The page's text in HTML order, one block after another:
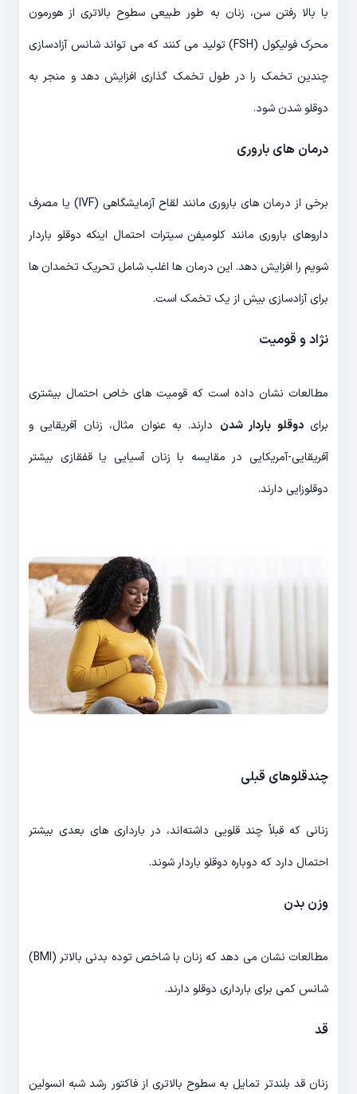
با بالا رفتن سن، زنان به طور طبیعی سطوح بالاتری از هورمون
محرک فولیکول (FSH) تولید می کنند که می تواند شانس آزادسازی
چندین تخمک را در طول تخمک گذاری افزایش دهد و منجر به
دوقلو شدن شود.
درمان های باروری
برخی از درمان های باروری مانند لقاح آزمایشگاهی (IVF) یا مصرف
داروهای باروری مانند کلومیفن سیترات احتمال اینکه دوقلو باردار
شویم را افزایش دهد. این درمان ها اغلب شامل تحریک تخمدان ها
برای آزادسازی بیش از یک تخمک است.
نژاد و قومیت
مطالعات نشان داده است که قومیت های خاص احتمال بیشتری
برایدوقلو باردار شدن دارند. به عنوان مثال، زنان آفریقایی و
آفریقایی-آمریکایی در مقایسه با زنان آسیایی یا قفقازی بیشتر
دوقلوزایی دارند.
چندقلوهای قبلی
زنانی که قبلاً چند قلویی داشته‌اند، در بارداری های بعدی بیشتر
احتمال دارد که دوباره دوقلو باردار شوند.
وزن بدن
مطالعات نشان می دهد که زنان با شاخص توده بدنی بالاتر (BMI)
شانس کمی برای بارداری دوقلو دارند.
قد
زنان قد بلندتر تمایل به سطوح بالاتری از فاکتور رشد شبه انسولین